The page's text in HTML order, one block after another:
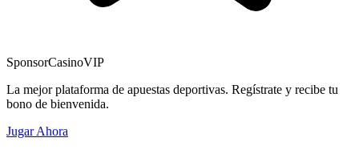
SponsorCasinoVIP
La mejor plataforma de apuestas deportivas. Regístrate y recibe tu
bono de bienvenida.
Jugar Ahora